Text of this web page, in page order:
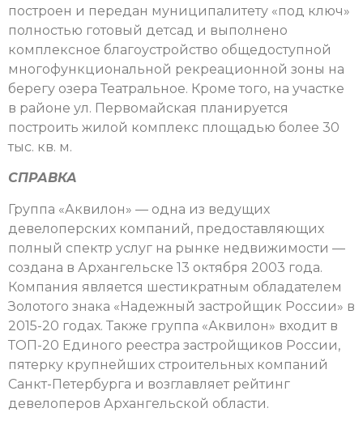
построен и передан муниципалитету «под ключ»
полностью готовый детсад и выполнено
комплексное благоустройство общедоступной
многофункциональной рекреационной зоны на
берегу озера Театральное. Кроме того, на участке
в районе ул. Первомайская планируется
построить жилой комплекс площадью более 30
тыс. кв. м.
СПРАВКА
Группа «Аквилон» — одна из ведущих
девелоперских компаний, предоставляющих
полный спектр услуг на рынке недвижимости —
создана в Архангельске 13 октября 2003 года.
Компания является шестикратным обладателем
Золотого знака «Надежный застройщик России» в
2015-20 годах. Также группа «Аквилон» входит в
ТОП-20 Единого реестра застройщиков России,
пятерку крупнейших строительных компаний
Санкт-Петербурга и возглавляет рейтинг
девелоперов Архангельской области.